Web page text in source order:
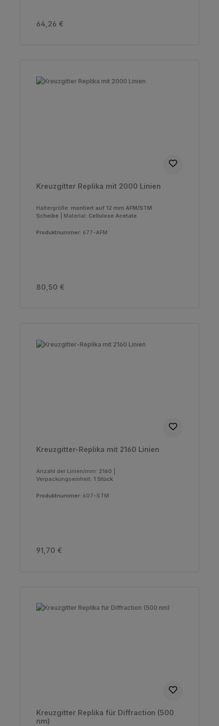
Regulärer Preis:
64,26 €
Kreuzgitter Replika mit 2000 Linien
Haltergröße: montiert auf 12 mm AFM/STM
Scheibe
Material: Cellulose Acetate
Produktnummer: 677-AFM
Regulärer Preis:
80,50 €
Kreuzgitter-Replika mit 2160 Linien
Anzahl der Linien/mm: 2160
Verpackungseinheit: 1 Stück
Produktnummer: 607-STM
Regulärer Preis:
91,70 €
Kreuzgitter Replika für Diffraction (500
nm)